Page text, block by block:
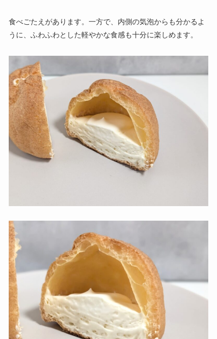
食べごたえがあります。一方で、内側の気泡からも分かるよ
うに、ふわふわとした軽やかな食感も十分に楽しめます。